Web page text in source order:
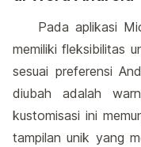
Pada aplikasi
memiliki fleksibilitas
sesuai preferensi
diubah adalah
kustomisasi ini
tampilan unik yang